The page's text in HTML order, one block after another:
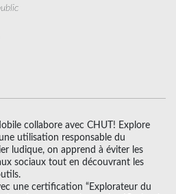
collabore avec CHUT! Explore
utilisation responsable du
ludique, on apprend à éviter les
sociaux tout en découvrant les
une certification “Explorateur du